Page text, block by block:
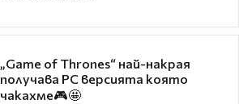
„Game of Thrones“ най-накрая
получава PC версията която
чакахме🎮🤩